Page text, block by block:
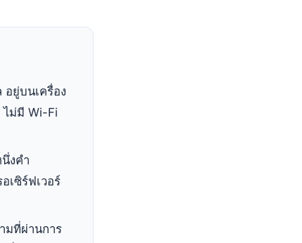
ยู่บนเครื่อง
ไม่มี Wi-Fi
งคำ
เซิร์ฟเวอร์
มที่ผ่านการ